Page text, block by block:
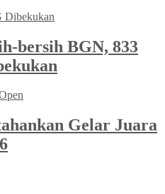
bersih BGN, 833
Gelar Juara